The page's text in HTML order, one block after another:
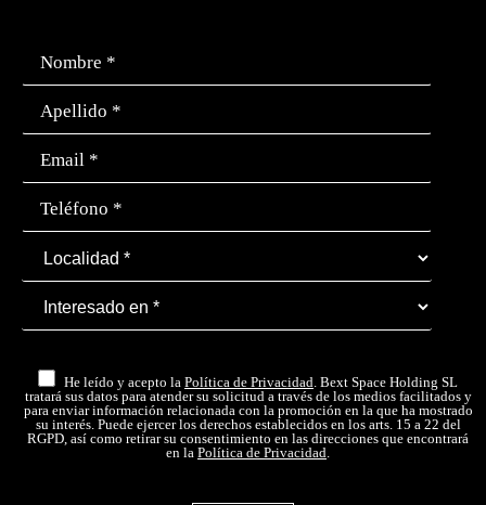
He leído y acepto la Política de Privacidad. Bext Space Holding SL
tratará sus datos para atender su solicitud a través de los medios facilitados y
para enviar información relacionada con la promoción en la que ha mostrado
su interés. Puede ejercer los derechos establecidos en los arts. 15 a 22 del
RGPD, así como retirar su consentimiento en las direcciones que encontrará
en la Política de Privacidad.